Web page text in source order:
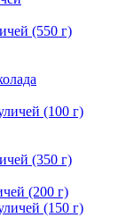
(550 г)
(100 г)
(350 г)
(200 г)
(150 г)